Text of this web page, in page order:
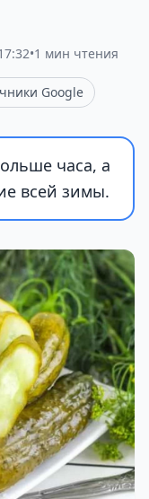
•1 мин чтения
Google
часа, а
всей зимы.